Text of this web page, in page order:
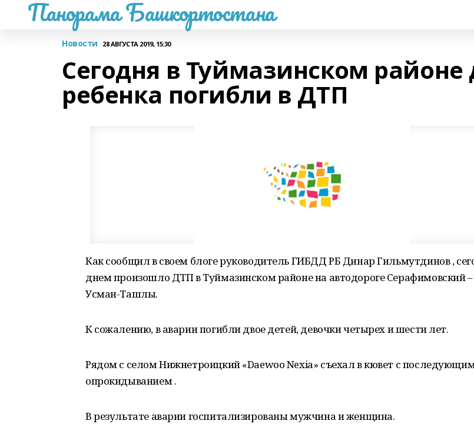
Панорама Башкортостана
Новости 28 АВГУСТА 2019, 15:30
Сегодня в Туймазинском районе
ребенка погибли в ДТП
Как сообщил в своем блоге руководитель ГИБДД РБ Динар Гильмутдинов ,
днем произошло ДТП в Туймазинском районе на автодороге Серафимовский –
Усман-Ташлы.
К сожалению, в аварии погибли двое детей, девочки четырех и шести лет.
Рядом с селом Нижнетроицкий «Daewoo Nexia» съехал в кювет с
опрокидыванием .
В результате аварии госпитализированы мужчина и женщина.